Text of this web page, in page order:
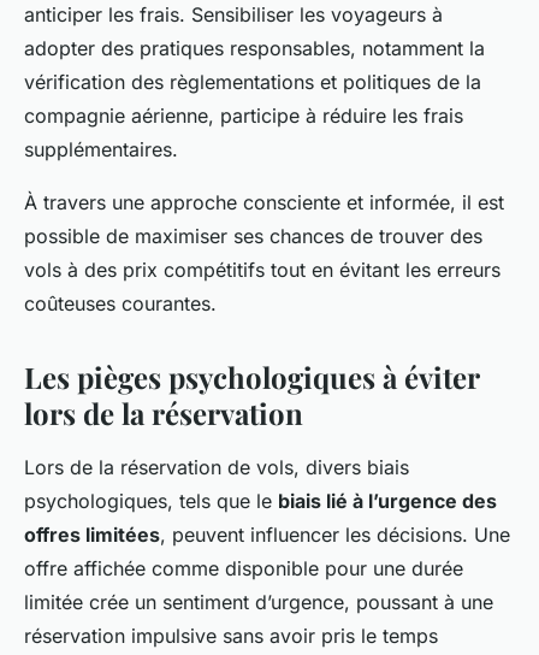
anticiper les frais. Sensibiliser les voyageurs à
adopter des pratiques responsables, notamment la
vérification des règlementations et politiques de la
compagnie aérienne, participe à réduire les frais
supplémentaires.
À travers une approche consciente et informée, il est
possible de maximiser ses chances de trouver des
vols à des prix compétitifs tout en évitant les erreurs
coûteuses courantes.
Les pièges psychologiques à éviter
lors de la réservation
Lors de la réservation de vols, divers biais
psychologiques, tels que le biais lié à l’urgence des
offres limitées, peuvent influencer les décisions. Une
offre affichée comme disponible pour une durée
limitée crée un sentiment d’urgence, poussant à une
réservation impulsive sans avoir pris le temps